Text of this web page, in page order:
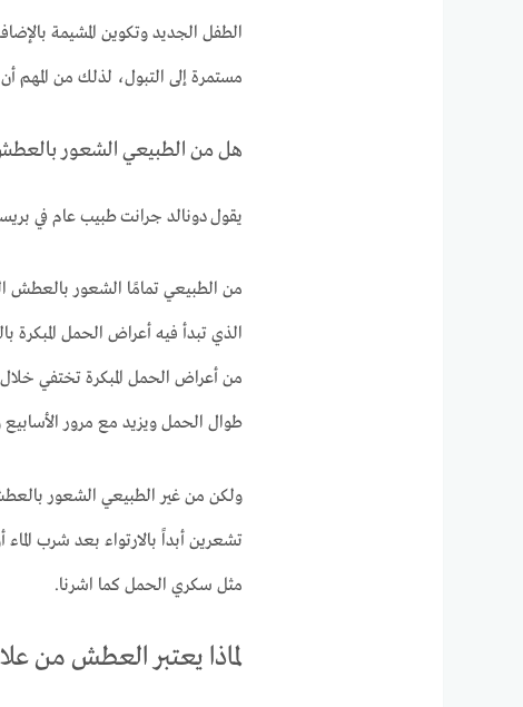
الطفل الجديد وتكوين المشيمة
مستمرة إلى التبول، لذلك من المهم
هل من الطبيعي الشعور
يقول دونالد جرانت طبيب عام في
من الطبيعي تمامًا الشعور بالعطش
الذي تبدأ فيه أعراض الحمل المبكرة
من أعراض الحمل المبكرة تختفي
طوال الحمل ويزيد مع مرور
ولكن من غير الطبيعي الشعور بالعطش
تشعرين أبداً بالارتواء بعد شرب
مثل سكري الحمل كما اشرنا.
لماذا يعتبر العطش من